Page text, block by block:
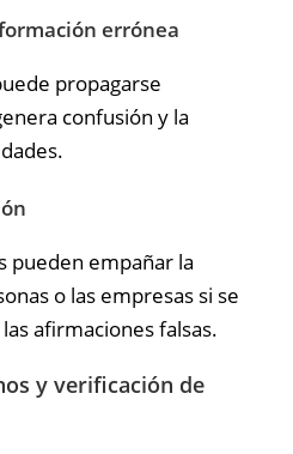
errónea
propagarse
confusión y la
pueden empañar la
o las empresas si se
afirmaciones falsas.
y verificación de